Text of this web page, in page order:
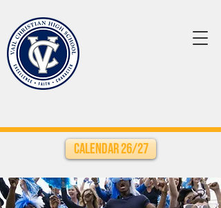
Calendar 26/27